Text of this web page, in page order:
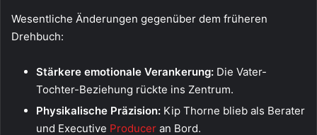
Wesentliche Änderungen gegenüber dem früheren
Drehbuch:
Stärkere emotionale Verankerung: Die Vater-
Tochter-Beziehung rückte ins Zentrum.
Physikalische Präzision: Kip Thorne blieb als Berater
und Executive Producer an Bord.